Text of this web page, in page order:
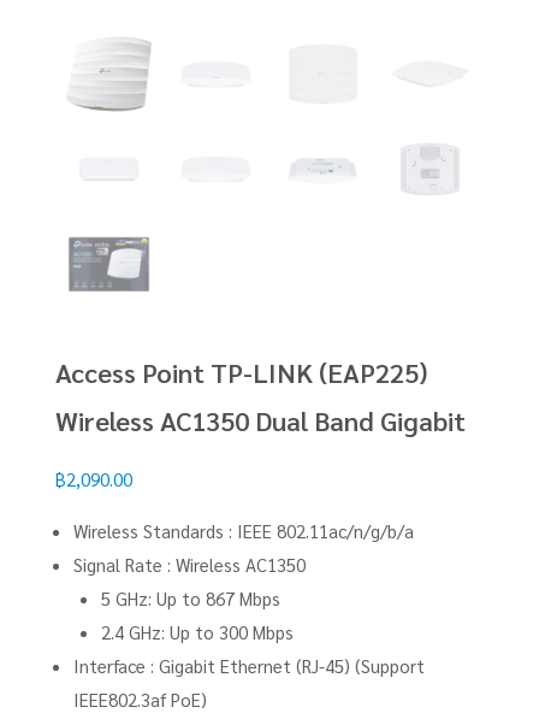
Access Point TP-LINK (EAP225)
Wireless AC1350 Dual Band Gigabit
฿2,090.00
Wireless Standards : IEEE 802.11ac/n/g/b/a
Signal Rate : Wireless AC1350
5 GHz: Up to 867 Mbps
2.4 GHz: Up to 300 Mbps
Interface : Gigabit Ethernet (RJ-45) (Support
IEEE802.3af PoE)